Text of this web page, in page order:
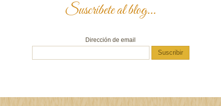
Suscríbete al blog...
Dirección de email
Suscribir